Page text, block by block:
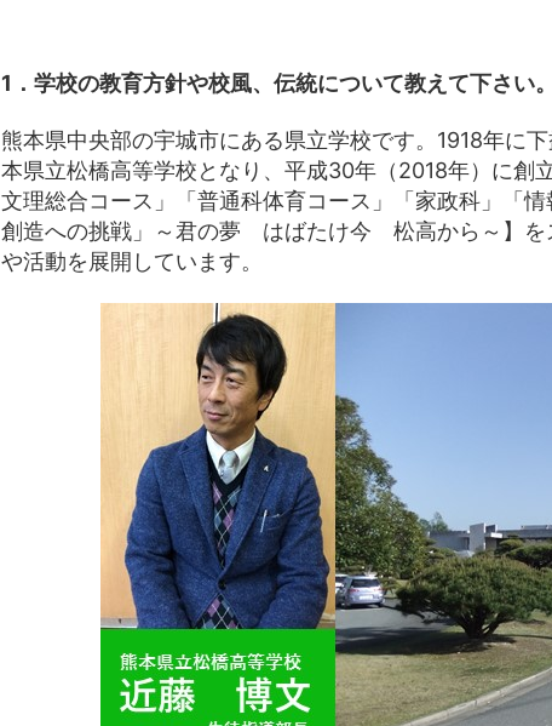
1．学校の教育方針や校風、伝統について教えて下さい。
熊本県中央部の宇城市にある県立学校です。1918年に
本県立松橋高等学校となり、平成30年（2018年）に創
文理総合コース」「普通科体育コース」「家政科」「
創造への挑戦」～君の夢 はばたけ今 松高から～】を
や活動を展開しています。